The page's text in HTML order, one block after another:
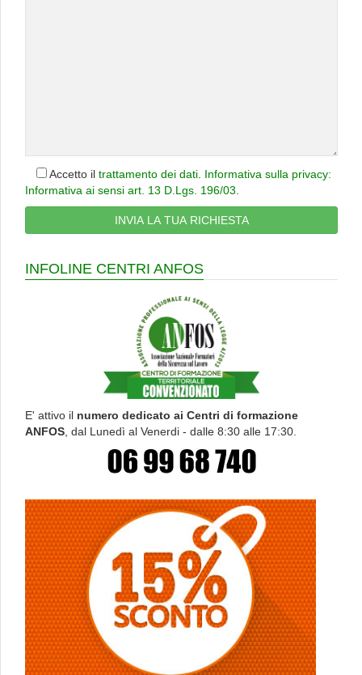
Accetto il trattamento dei dati. Informativa sulla privacy:
Informativa ai sensi art. 13 D.Lgs. 196/03.
INFOLINE CENTRI ANFOS
E' attivo il numero dedicato ai Centri di formazione
ANFOS , dal Lunedì al Venerdi - dalle 8:30 alle 17:30.